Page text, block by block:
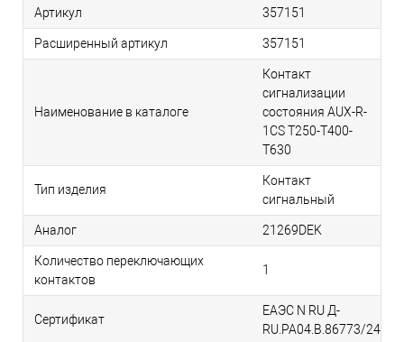
Артикул 357151
Расширенный артикул 357151
Наименование в каталоге
Контакт
сигнализации
состояния AUX-R-
1CS T250-T400-
T630
Тип изделия
Контакт
сигнальный
Аналог 21269DEK
Количество переключающих
контактов
1
Сертификат
ЕАЭС N RU Д-
RU.РА04.В.86773/24